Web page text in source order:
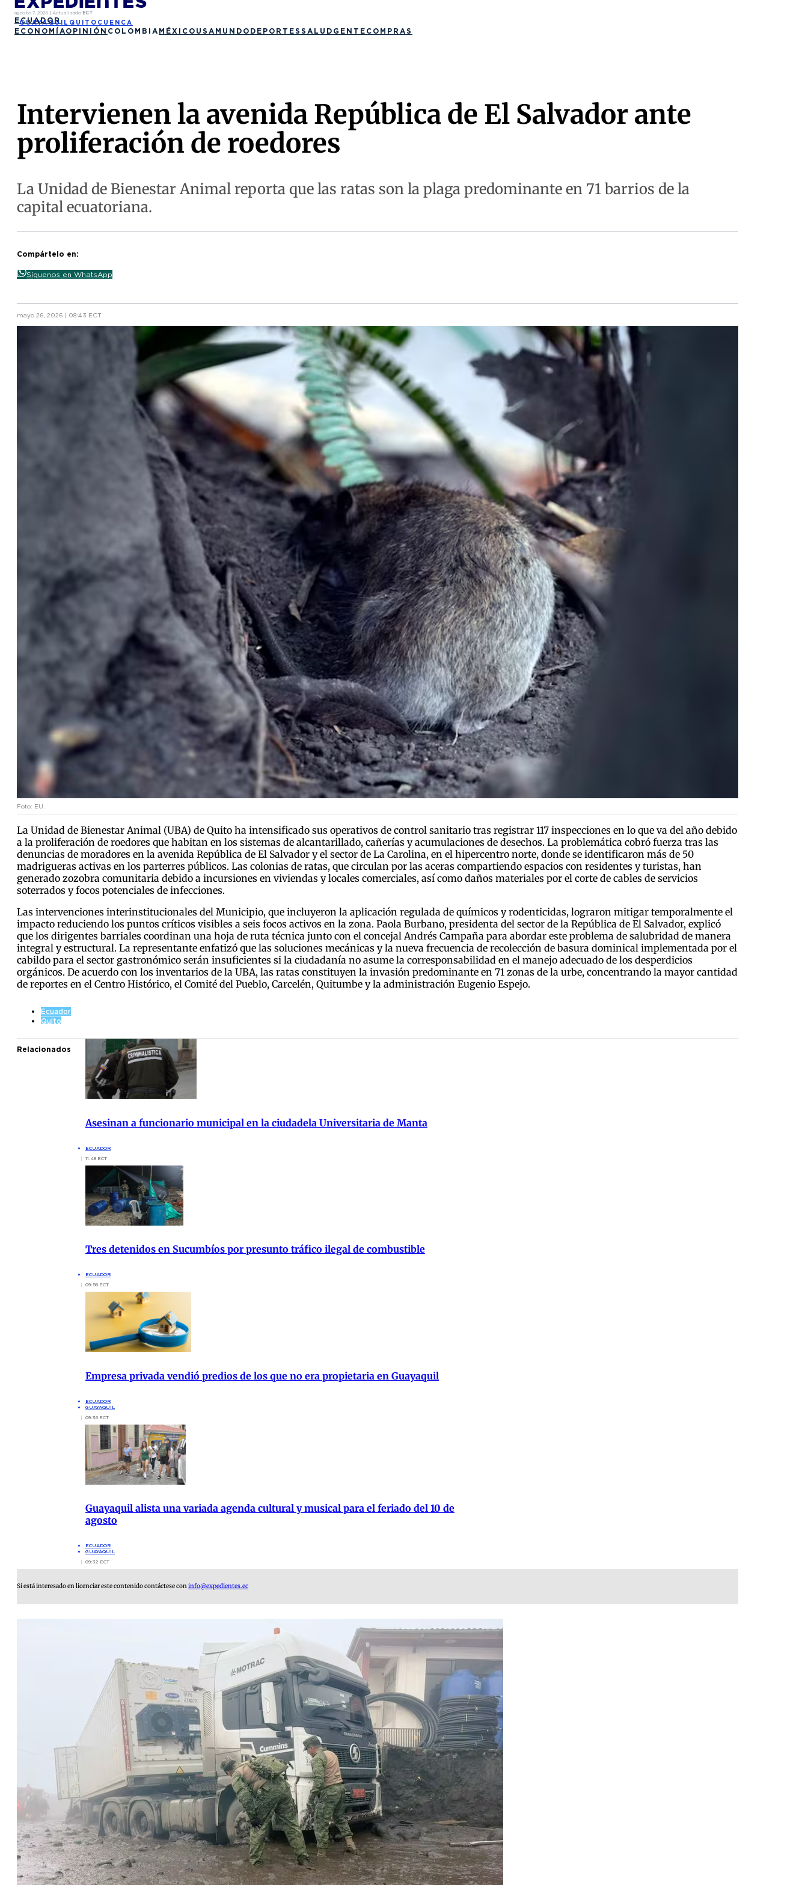
agosto 7, 2026 | Actualizado ECT
ECUADOR
GUAYAQUIL QUITO CUENCA
ECONOMÍAOPINIÓN COLOMBIA MÉXICO USA MUNDO DEPORTES SALUD GENTE COMPRAS
Intervienen la avenida República de El Salvador ante
proliferación de roedores
La Unidad de Bienestar Animal reporta que las ratas son la plaga predominante en 71 barrios de la
capital ecuatoriana.
Compártelo en:
Síguenos en WhatsApp
mayo 26, 2026 | 08:43 ECT
Foto: EU.
La Unidad de Bienestar Animal (UBA) de Quito ha intensificado sus operativos de control sanitario tras registrar 117 inspecciones en lo que va del año debido
a la proliferación de roedores que habitan en los sistemas de alcantarillado, cañerías y acumulaciones de desechos. La problemática cobró fuerza tras las
denuncias de moradores en la avenida República de El Salvador y el sector de La Carolina, en el hipercentro norte, donde se identificaron más de 50
madrigueras activas en los parterres públicos. Las colonias de ratas, que circulan por las aceras compartiendo espacios con residentes y turistas, han
generado zozobra comunitaria debido a incursiones en viviendas y locales comerciales, así como daños materiales por el corte de cables de servicios
soterrados y focos potenciales de infecciones.
Las intervenciones interinstitucionales del Municipio, que incluyeron la aplicación regulada de químicos y rodenticidas, lograron mitigar temporalmente el
impacto reduciendo los puntos críticos visibles a seis focos activos en la zona. Paola Burbano, presidenta del sector de la República de El Salvador, explicó
que los dirigentes barriales coordinan una hoja de ruta técnica junto con el concejal Andrés Campaña para abordar este problema de salubridad de manera
integral y estructural. La representante enfatizó que las soluciones mecánicas y la nueva frecuencia de recolección de basura dominical implementada por el
cabildo para el sector gastronómico serán insuficientes si la ciudadanía no asume la corresponsabilidad en el manejo adecuado de los desperdicios
orgánicos. De acuerdo con los inventarios de la UBA, las ratas constituyen la invasión predominante en 71 zonas de la urbe, concentrando la mayor cantidad
de reportes en el Centro Histórico, el Comité del Pueblo, Carcelén, Quitumbe y la administración Eugenio Espejo.
Ecuador
Quito
Relacionados
Asesinan a funcionario municipal en la ciudadela Universitaria de Manta
ECUADOR
11:48 ECT
Tres detenidos en Sucumbíos por presunto tráfico ilegal de combustible
ECUADOR
09:56 ECT
Empresa privada vendió predios de los que no era propietaria en Guayaquil
ECUADOR
GUAYAQUIL
09:36 ECT
Guayaquil alista una variada agenda cultural y musical para el feriado del 10 de
agosto
ECUADOR
GUAYAQUIL
09:32 ECT
Si está interesado en licenciar este contenido contáctese coninfo@expedientes.ec